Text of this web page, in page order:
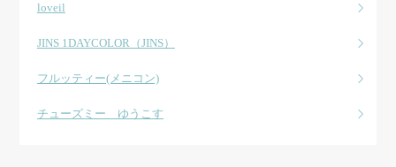
loveil
JINS 1DAYCOLOR（JINS）
フルッティー(メニコン)
チューズミー ゆうこす